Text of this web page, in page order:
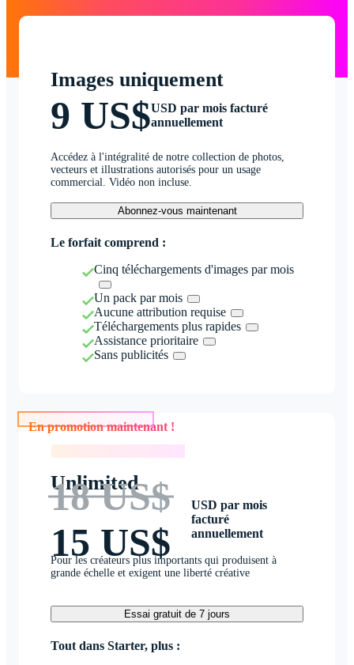
Images uniquement
9 US$USD par mois facturé
annuellement
Accédez à l'intégralité de notre collection de photos,
vecteurs et illustrations autorisés pour un usage
commercial. Vidéo non incluse.
Abonnez-vous maintenant
Le forfait comprend :
Cinq téléchargements d'images par mois
Un pack par mois
Aucune attribution requise
Téléchargements plus rapides
Assistance prioritaire
Sans publicités
En promotion maintenant !
Unlimited
18 US$
15 US$
USD par mois
facturé
annuellement
Pour les créateurs plus importants qui produisent à
grande échelle et exigent une liberté créative
Essai gratuit de 7 jours
Tout dans Starter, plus :